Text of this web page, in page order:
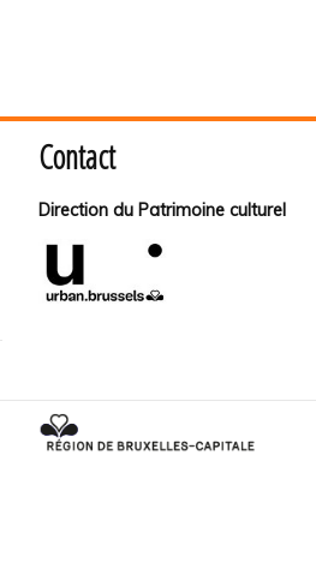
Contact
Direction du Patrimoine culturel